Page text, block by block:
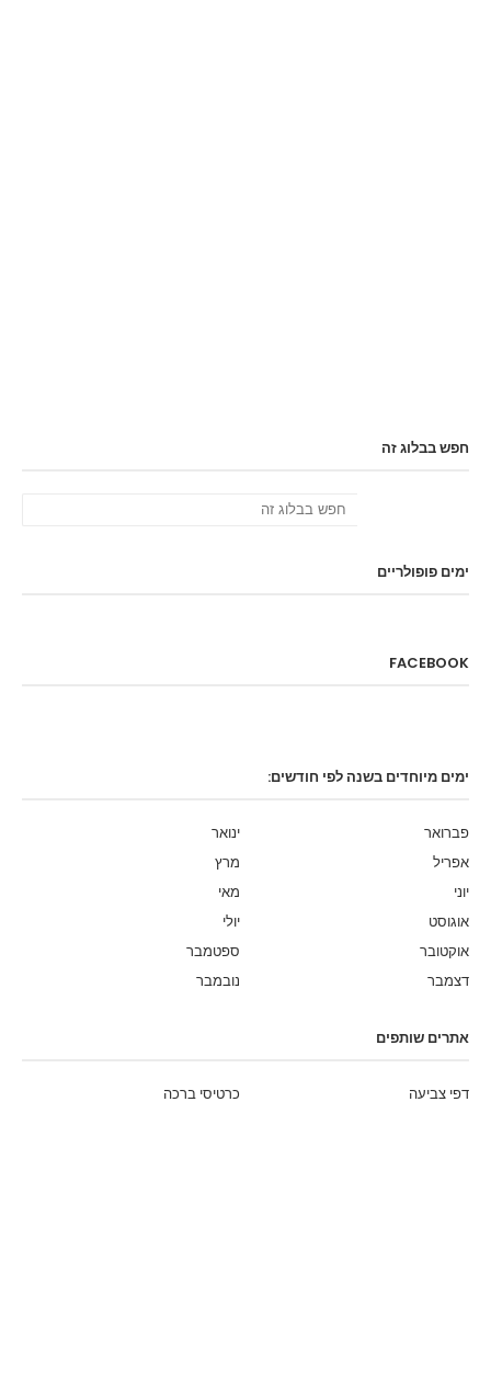
חפש בבלוג זה
ימים פופולריים
FACEBOOK
ימים מיוחדים בשנה לפי חודשים:
ינואר
פברואר
מרץ
אפריל
מאי
יוני
יולי
אוגוסט
ספטמבר
אוקטובר
נובמבר
דצמבר
אתרים שותפים
כרטיסי ברכה דפי צביעה